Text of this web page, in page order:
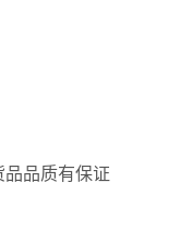
品质有保证